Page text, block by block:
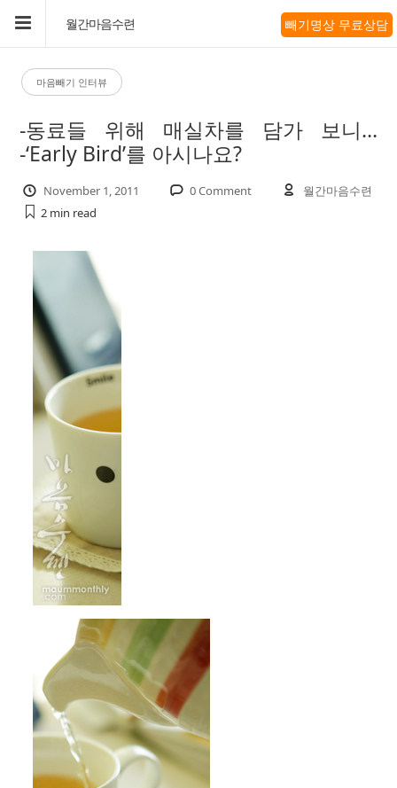
월간마음수련 빼기명상 무료상담
마음빼기 인터뷰
-동료들 위해 매실차를 담가 보니…
-‘Early Bird’를 아시나요?
November 1, 2011 0 Comment
월간마음수련
2 min read